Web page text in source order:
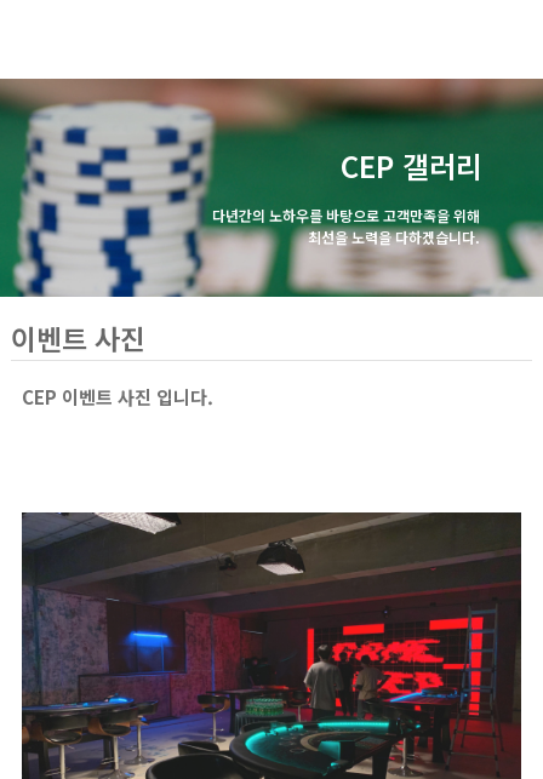
CEP 갤러리
다년간의 노하우를 바탕으로 고객만족을 위해
최선을 노력을 다하겠습니다.
이벤트 사진
CEP 이벤트 사진 입니다.